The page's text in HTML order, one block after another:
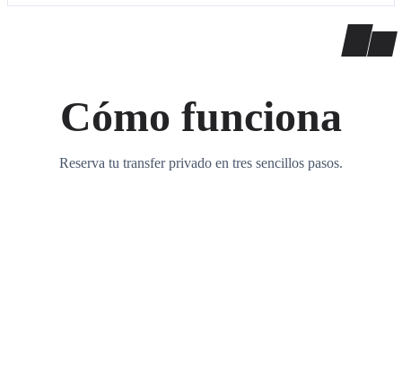
Cómo funciona
Reserva tu transfer privado en tres sencillos pasos.